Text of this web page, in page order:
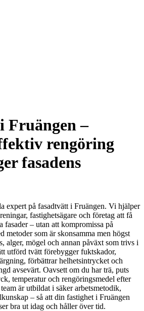
Fruängen –
rengöring
fasadens
expert på fasadtvätt i Fruängen. Vi hjälper
fastighetsägare och företag att få
fasader – utan att kompromissa på
metoder som är skonsamma men högst
alger, mögel och annan påväxt som trivs i
utförd tvätt förebygger fuktskador,
förbättrar helhetsintrycket och
avsevärt. Oavsett om du har trä, puts
temperatur och rengöringsmedel efter
är utbildat i säker arbetsmetodik,
– så att din fastighet i Fruängen
bra ut idag och håller över tid.